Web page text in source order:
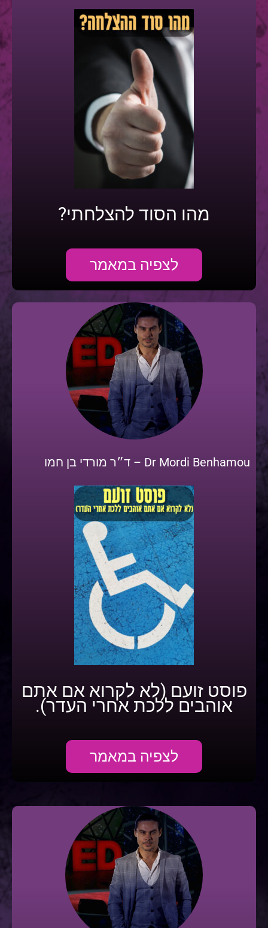
מהו הסוד להצלחתי?
לצפיה במאמר
Dr Mordi Benhamou – ד״ר מורדי בן חמו
פוסט זועם (לא לקרוא אם אתם
אוהבים ללכת אחרי העדר).
לצפיה במאמר